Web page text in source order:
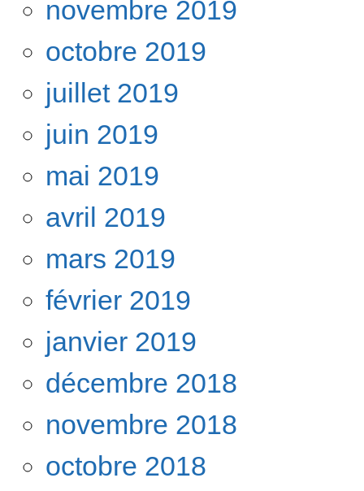
novembre 2019
octobre 2019
juillet 2019
juin 2019
mai 2019
avril 2019
mars 2019
février 2019
janvier 2019
décembre 2018
novembre 2018
octobre 2018